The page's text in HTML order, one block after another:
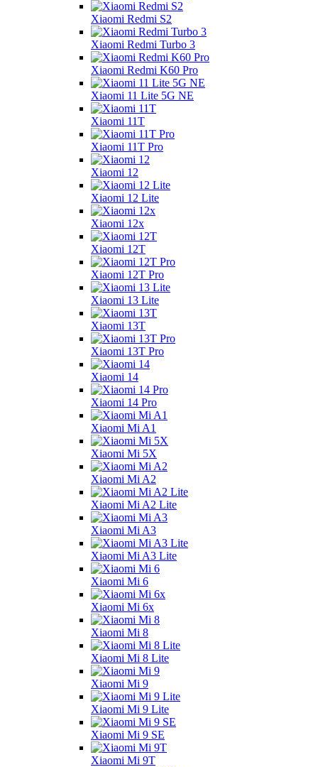
Xiaomi Redmi S2
Xiaomi Redmi Turbo 3
Xiaomi Redmi K60 Pro
Xiaomi 11 Lite 5G NE
Xiaomi 11T
Xiaomi 11T Pro
Xiaomi 12
Xiaomi 12 Lite
Xiaomi 12x
Xiaomi 12T
Xiaomi 12T Pro
Xiaomi 13 Lite
Xiaomi 13T
Xiaomi 13T Pro
Xiaomi 14
Xiaomi 14 Pro
Xiaomi Mi A1
Xiaomi Mi 5X
Xiaomi Mi A2
Xiaomi Mi A2 Lite
Xiaomi Mi A3
Xiaomi Mi A3 Lite
Xiaomi Mi 6
Xiaomi Mi 6x
Xiaomi Mi 8
Xiaomi Mi 8 Lite
Xiaomi Mi 9
Xiaomi Mi 9 Lite
Xiaomi Mi 9 SE
Xiaomi Mi 9T